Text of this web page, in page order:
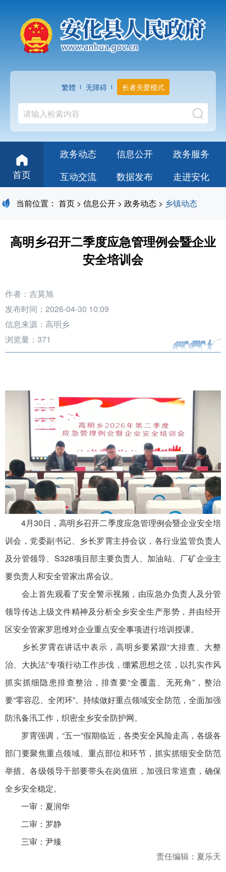
繁體 无障碍 长者关爱模式
首页
政务动态 信息公开
政务服务
互动交流
数据发布 走进安化
当前位置： 首页 > 信息公开 > 政务动态 > 乡镇动态
高明乡召开二季度应急管理例会暨企业
安全培训会
作者：吉莫旭
发布时间：2026-04-30 10:09
信息来源：高明乡
浏览量： 371
4月30日，高明乡召开二季度应急管理例会暨企业安全培
训会，党委副书记、乡长罗霄主持会议，各行业监管负责人
及分管领导、S328项目部主要负责人、加油站、厂矿企业主
要负责人和安全管家出席会议。
会上首先观看了安全警示视频，由应急办负责人及分管
领导传达上级文件精神及分析全乡安全生产形势，并由经开
区安全管家罗思维对企业重点安全事项进行培训授课。
乡长罗霄在讲话中表示，高明乡要紧跟“大排查、大整
治、大执法”专项行动工作步伐，绷紧思想之弦，以扎实作风
抓实抓细隐患排查整治，排查要“全覆盖、无死角”，整治
要“零容忍、全闭环”。持续做好重点领域安全防范，全面加强
防汛备汛工作，织密全乡安全防护网。
罗霄强调，“五一”假期临近，各类安全风险走高，各级各
部门要聚焦重点领域、重点部位和环节，抓实抓细安全防范
举措。各级领导干部要带头在岗值班，加强日常巡查，确保
全乡安全稳定。
一审：夏润华
二审：罗静
三审：尹臻
责任编辑：夏乐天